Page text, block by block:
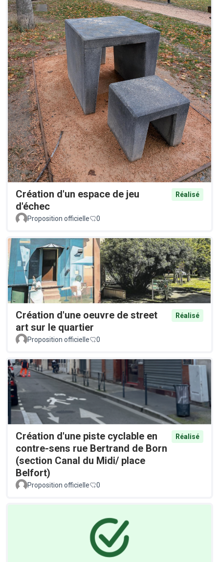
Création d'un espace de jeu
d'échec
Réalisé
Proposition officielle 0
Création d'une oeuvre de street
art sur le quartier
Réalisé
Proposition officielle 0
Création d'une piste cyclable en
contre-sens rue Bertrand de Born
(section Canal du Midi/ place
Belfort)
Réalisé
Proposition officielle 0